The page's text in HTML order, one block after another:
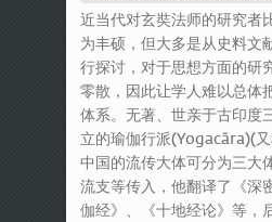
近当代对玄奘法师的研究者
为丰硕，但大多是从史料文
行探讨，对于思想方面的研
零散，因此让学人难以总体
体系。无著、世亲于古印度
立的瑜伽行派(Yogacāra)(
中国的流传大体可分为三大
流支等传入，他翻译了《深
伽经》、《十地经论》等，